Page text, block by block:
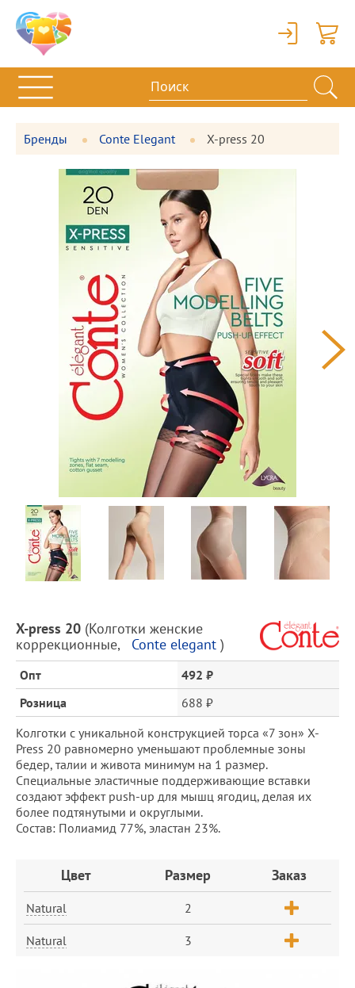
Вход
Бренды Conte Elegant X-press 20
Фотографии
товара
Большая
фотография
Предпросмотр
фотографий
Описание
товара
и
цена
X-press 20 (Колготки женские
коррекционные, Conte elegant )
Опт
492 ₽
Розница
688 ₽
Колготки с уникальной конструкцией торса «7 зон» X-
Press 20 равномерно уменьшают проблемные зоны
бедер, талии и живота минимум на 1 размер.
Специальные эластичные поддерживающие вставки
создают эффект push-up для мышц ягодиц, делая их
более подтянутыми и округлыми.
Состав: Полиамид 77%, эластан 23%.
ЗаказЦвет Размер Заказ
Natural 2
Natural 3